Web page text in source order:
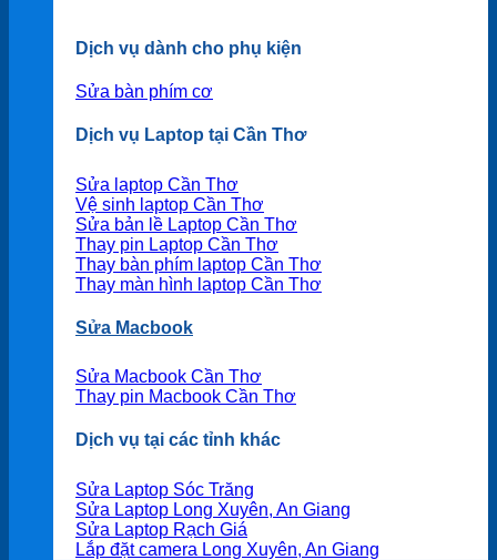
Dịch vụ dành cho phụ kiện
Sửa bàn phím cơ
Dịch vụ Laptop tại Cần Thơ
Sửa laptop Cần Thơ
Vệ sinh laptop Cần Thơ
Sửa bản lề Laptop Cần Thơ
Thay pin Laptop Cần Thơ
Thay bàn phím laptop Cần Thơ
Thay màn hình laptop Cần Thơ
Sửa Macbook
Sửa Macbook Cần Thơ
Thay pin Macbook Cần Thơ
Dịch vụ tại các tỉnh khác
Sửa Laptop Sóc Trăng
Sửa Laptop Long Xuyên, An Giang
Sửa Laptop Rạch Giá
Lắp đặt camera Long Xuyên, An Giang